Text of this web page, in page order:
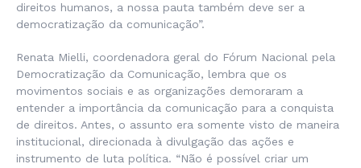
direitos humanos, a nossa pauta também deve ser a
democratização da comunicação”.
Renata Mielli, coordenadora geral do Fórum Nacional pela
Democratização da Comunicação, lembra que os
movimentos sociais e as organizações demoraram a
entender a importância da comunicação para a conquista
de direitos. Antes, o assunto era somente visto de maneira
institucional, direcionada à divulgação das ações e
instrumento de luta política. “Não é possível criar um